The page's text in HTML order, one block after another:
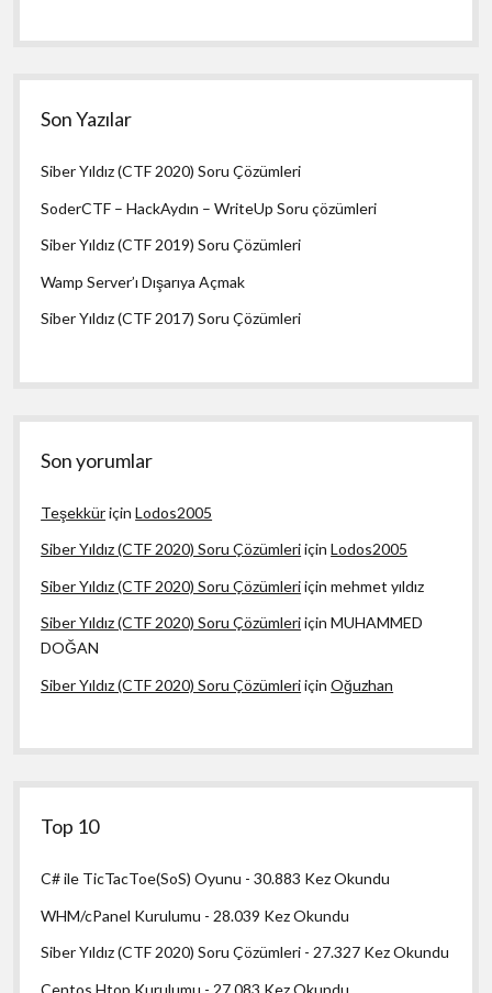
Son Yazılar
Siber Yıldız (CTF 2020) Soru Çözümleri
SoderCTF – HackAydın – WriteUp Soru çözümleri
Siber Yıldız (CTF 2019) Soru Çözümleri
Wamp Server’ı Dışarıya Açmak
Siber Yıldız (CTF 2017) Soru Çözümleri
Son yorumlar
TeşekküriçinLodos2005
Siber Yıldız (CTF 2020) Soru ÇözümleriiçinLodos2005
Siber Yıldız (CTF 2020) Soru Çözümleriiçinmehmet yıldız
Siber Yıldız (CTF 2020) Soru ÇözümleriiçinMUHAMMED
DOĞAN
Siber Yıldız (CTF 2020) Soru ÇözümleriiçinOğuzhan
Top 10
C# ile TicTacToe(SoS) Oyunu - 30.883 Kez Okundu
WHM/cPanel Kurulumu - 28.039 Kez Okundu
Siber Yıldız (CTF 2020) Soru Çözümleri - 27.327 Kez Okundu
Centos Htop Kurulumu - 27.083 Kez Okundu